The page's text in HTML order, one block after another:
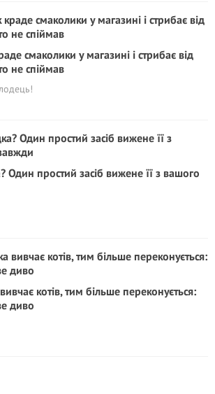
смаколики у магазині і стрибає від
не спіймав
Один простий засіб вижене її з вашого
котів, тим більше переконується:
диво